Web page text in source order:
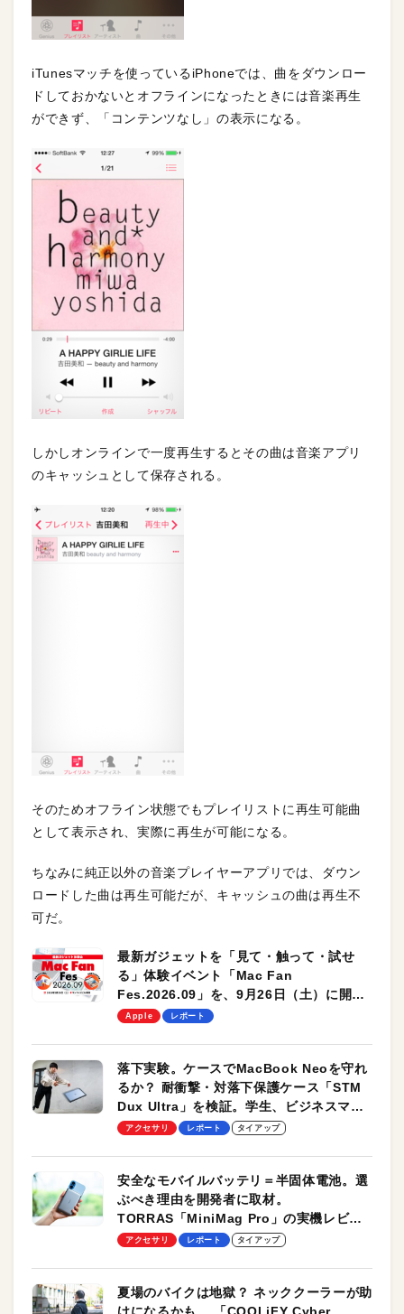
iTunesマッチを使っているiPhoneでは、曲をダウンロー
ドしておかないとオフラインになったときには音楽再生
ができず、「コンテンツなし」の表示になる。
しかしオンラインで一度再生するとその曲は音楽アプリ
のキャッシュとして保存される。
そのためオフライン状態でもプレイリストに再生可能曲
として表示され、実際に再生が可能になる。
ちなみに純正以外の音楽プレイヤーアプリでは、ダウン
ロードした曲は再生可能だが、キャッシュの曲は再生不
可だ。
最新ガジェットを「見て・触って・試せ
る」体験イベント「Mac Fan
Fes.2026.09」を、9月26日（土）に開催
します！
Apple レポート
落下実験。ケースでMacBook Neoを守れ
るか？ 耐衝撃・対落下保護ケース「STM
Dux Ultra」を検証。学生、ビジネスマン
のモバイルユースに最適！
アクセサリ レポート タイアップ
安全なモバイルバッテリ＝半固体電池。選
ぶべき理由を開発者に取材。
TORRAS「MiniMag Pro」の実機レビュ
ーも
アクセサリ レポート タイアップ
夏場のバイクは地獄？ ネッククーラーが助